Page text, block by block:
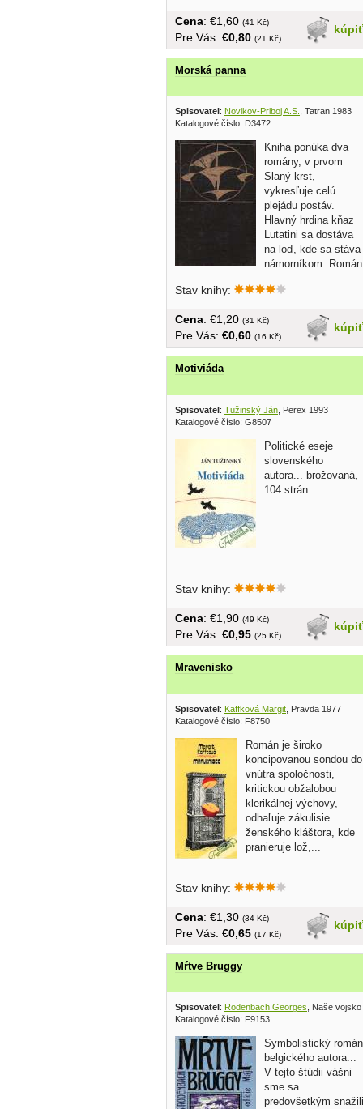
kúpiť
Cena: €1,60 (41 Kč)
Pre Vás: €0,80 (21 Kč)
Morská panna
Spisovatel : Novikov-Priboj A.S.
, Tatran 1983
Katalogové číslo: D3472
Kniha ponúka dva
romány, v prvom
Slaný krst,
vykresľuje celú
plejádu postáv.
Hlavný hrdina kňaz
Lutatini sa dostáva
na loď, kde sa stáva
námorníkom. Román
Stav knihy:
kúpiť
Cena: €1,20 (31 Kč)
Pre Vás: €0,60 (16 Kč)
Motiviáda
Spisovatel: Tužinský Ján , Perex 1993
Katalogové číslo: G8507
Politické eseje
slovenského
autora... brožovaná,
104 strán
Stav knihy:
kúpiť
Cena: €1,90 (49 Kč)
Pre Vás: €0,95 (25 Kč)
Mravenisko
Spisovatel: Kaffková Margit , Pravda 1977
Katalogové číslo: F8750
Román je široko
koncipovanou sondou do
vnútra spoločnosti,
kritickou obžalobou
klerikálnej výchovy,
odhaľuje zákulisie
ženského kláštora, kde
pranieruje lož,...
Stav knihy:
kúpiť
Cena: €1,30 (34 Kč)
Pre Vás: €0,65 (17 Kč)
Mŕtve Bruggy
Spisovatel : Rodenbach Georges , Naše
Katalogové číslo: F9153
Symbolistický román
belgického autora...
V tejto štúdii vášni
sme sa
predovšetkým snažili